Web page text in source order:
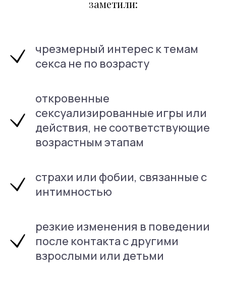
заметили:
чрезмерный интерес к темам
секса не по возрасту
откровенные
сексуализированные игры или
действия, не соответствующие
возрастным этапам
страхи или фобии, связанные с
интимностью
резкие изменения в поведении
после контакта с другими
взрослыми или детьми
Как проходит прием
ответ.